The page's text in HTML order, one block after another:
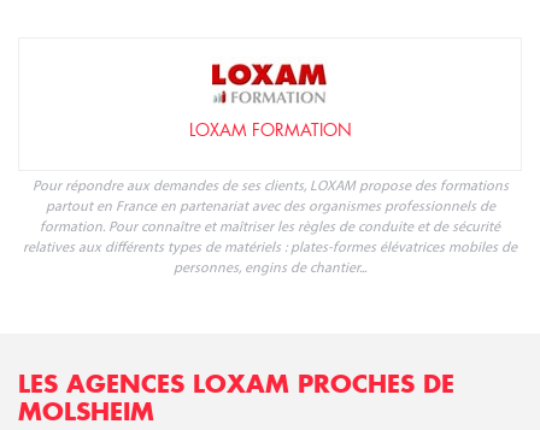
LOXAM FORMATION
Pour répondre aux demandes de ses clients, LOXAM propose des formations
partout en France en partenariat avec des organismes professionnels de
formation. Pour connaître et maîtriser les règles de conduite et de sécurité
relatives aux différents types de matériels : plates-formes élévatrices mobiles de
personnes, engins de chantier...
LES AGENCES LOXAM PROCHES DE
MOLSHEIM